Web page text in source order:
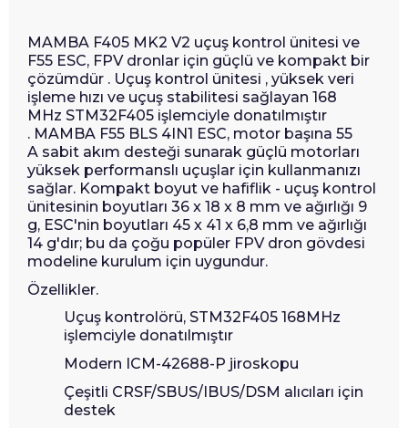
MAMBA F405 MK2 V2 uçuş kontrol ünitesi ve
F55 ESC, FPV dronlar için güçlü ve kompakt bir
çözümdür . Uçuş kontrol ünitesi , yüksek veri
işleme hızı ve uçuş stabilitesi sağlayan 168
MHz STM32F405 işlemciyle donatılmıştır
. MAMBA F55 BLS 4IN1 ESC, motor başına 55
A sabit akım desteği sunarak güçlü motorları
yüksek performanslı uçuşlar için kullanmanızı
sağlar. Kompakt boyut ve hafiflik - uçuş kontrol
ünitesinin boyutları 36 x 18 x 8 mm ve ağırlığı 9
g, ESC'nin boyutları 45 x 41 x 6,8 mm ve ağırlığı
14 g'dır; bu da çoğu popüler FPV dron gövdesi
modeline kurulum için uygundur.
Özellikler.
Uçuş kontrolörü, STM32F405 168MHz
işlemciyle donatılmıştır
Modern ICM-42688-P jiroskopu
Çeşitli CRSF/SBUS/IBUS/DSM alıcıları için
destek